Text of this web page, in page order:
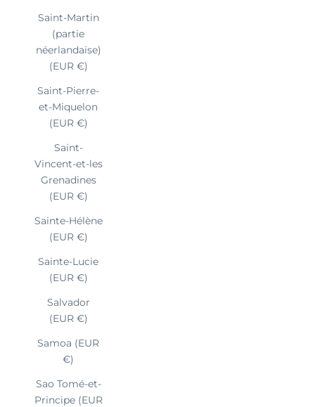
Saint-Martin
(partie
néerlandaise)
(EUR €)
Saint-Pierre-
et-Miquelon
(EUR €)
Saint-
Vincent-et-les
Grenadines
(EUR €)
Sainte-Hélène
(EUR €)
Sainte-Lucie
(EUR €)
Salvador
(EUR €)
Samoa (EUR
€)
Sao Tomé-et-
Principe (EUR